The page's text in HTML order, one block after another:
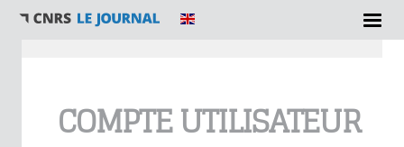
COMPTE UTILISATEUR